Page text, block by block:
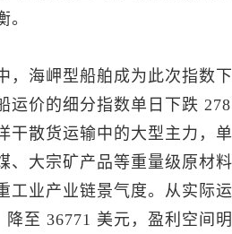
。
，海岬型船舶成为此次指数
运价的细分指数单日下跌
干散货运输中的大型主力，
、大宗矿产品等重量级原材
工业产业链景气度。从实际
降至 36771 美元，盈利空间